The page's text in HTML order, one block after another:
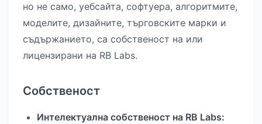
но не само, уебсайта, софтуера, алгоритмите,
моделите, дизайните, търговските марки и
съдържанието, са собственост на или
лицензирани на RB Labs.
Собственост
Интелектуална собственост на RB Labs: